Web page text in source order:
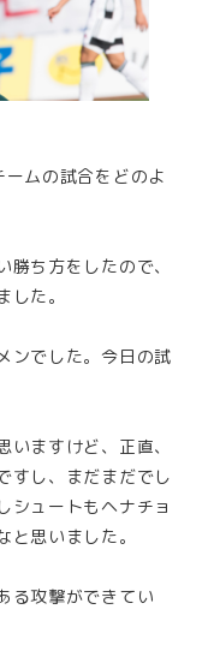
ムの試合をどのよ
ち方をしたので、
た。
ンでした。今日の試
ますけど、正直、
すし、まだまだでし
シュートもヘナチョ
思いました。
る攻撃ができてい